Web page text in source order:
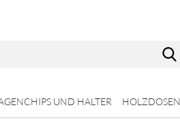
UND HALTER HOLZDOSEN